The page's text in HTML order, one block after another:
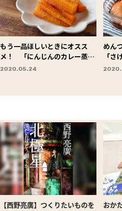
もう一品ほしいときにオスス
メ！ 「にんじんのカレー蒸
し」 #今日の作り置き
2020.05.24
めん
「
#今日
【西野亮廣】つくりたいものを
おか